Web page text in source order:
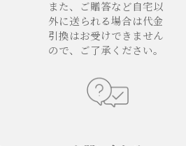
また、ご贈答など自宅以
外に送られる場合は代金
引換はお受けできません
ので、ご了承ください。